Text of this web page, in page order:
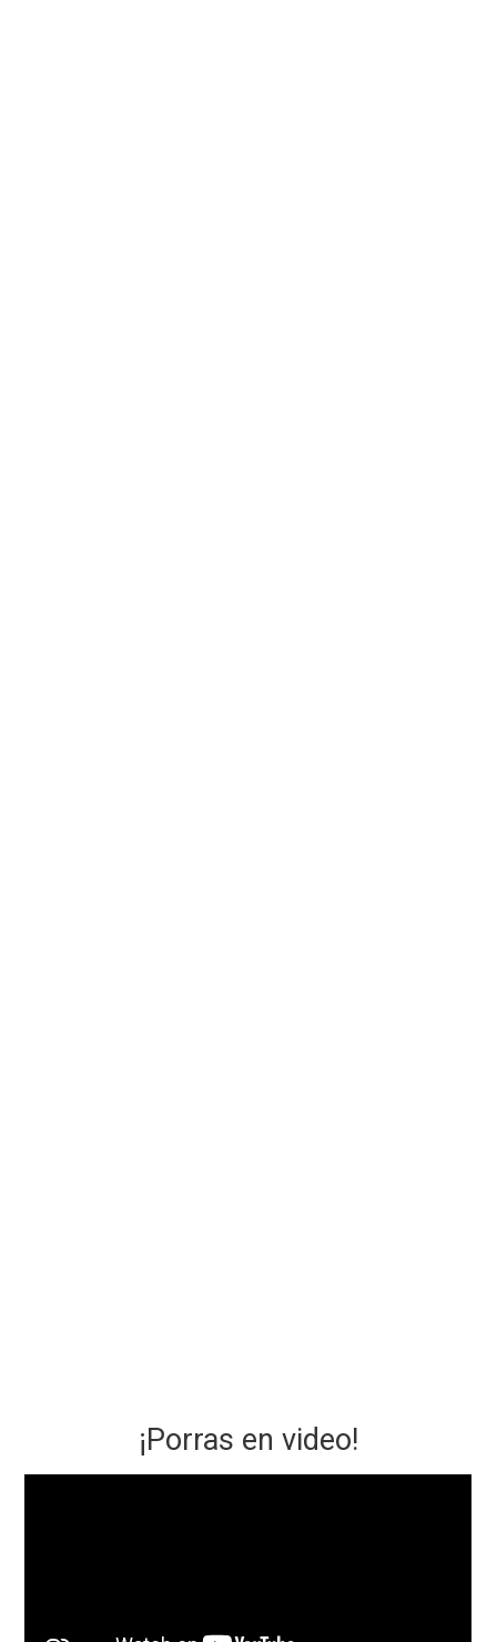
¡Porras en video!